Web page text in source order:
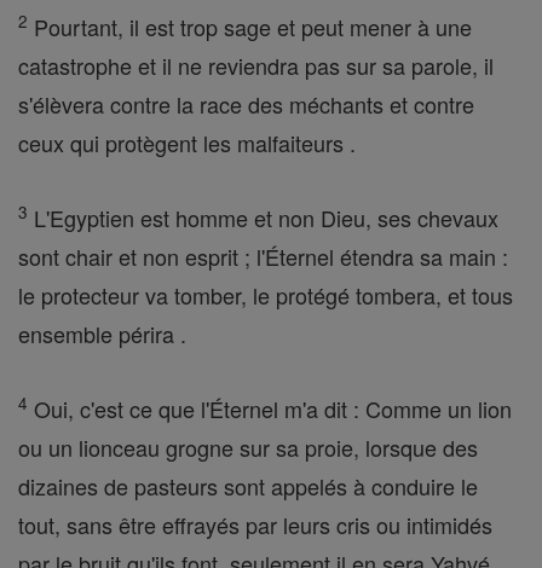
2 Pourtant, il est trop sage et peut mener à une
catastrophe et il ne reviendra pas sur sa parole, il
s'élèvera contre la race des méchants et contre
ceux qui protègent les malfaiteurs .
3 L'Egyptien est homme et non Dieu, ses chevaux
sont chair et non esprit ; l'Éternel étendra sa main :
le protecteur va tomber, le protégé tombera, et tous
ensemble périra .
4 Oui, c'est ce que l'Éternel m'a dit : Comme un lion
ou un lionceau grogne sur sa proie, lorsque des
dizaines de pasteurs sont appelés à conduire le
tout, sans être effrayés par leurs cris ou intimidés